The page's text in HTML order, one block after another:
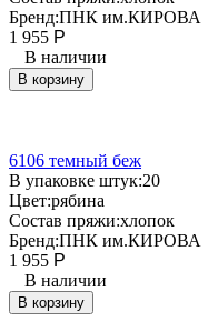
Бренд:ПНК им.КИРОВА
1 955 Р
В наличии
В корзину
6106 темный беж
В упаковке штук:20
Цвет:рябина
Состав пряжи:хлопок
Бренд:ПНК им.КИРОВА
1 955 Р
В наличии
В корзину